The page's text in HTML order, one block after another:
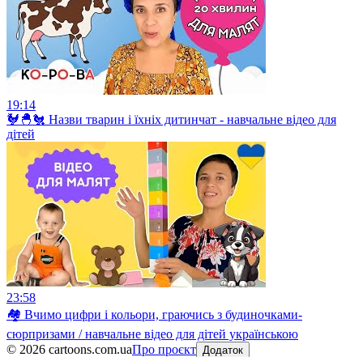
19:14
🐓🐣🐔 Назви тварин і їхніх дитинчат - навчальне відео для
дітей
23:58
🏘 Вчимо цифри і кольори, граючись з будиночками-
сюрпризами / навчальне відео для дітей українською
© 2026 cartoons.com.uaПро проєкт Додаток